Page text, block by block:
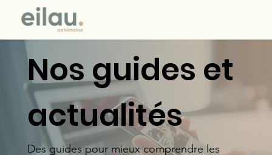
Nos guides et
actualités
Des guides pour mieux comprendre les